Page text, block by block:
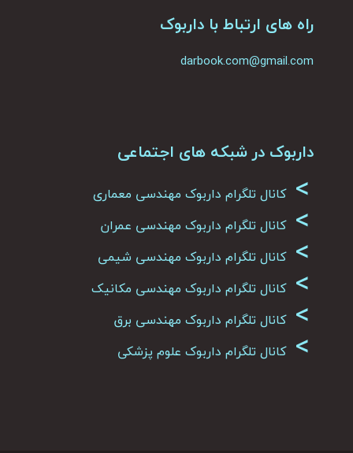
راه های ارتباط با داربوک
darbook.com@gmail.com
داربوک در شبکه های اجتماعی
> کانال تلگرام داربوک مهندسی معماری
> کانال تلگرام داربوک مهندسی عمران
> کانال تلگرام داربوک مهندسی شیمی
> کانال تلگرام داربوک مهندسی مکانیک
> کانال تلگرام داربوک مهندسی برق
> کانال تلگرام داربوک علوم پزشکی